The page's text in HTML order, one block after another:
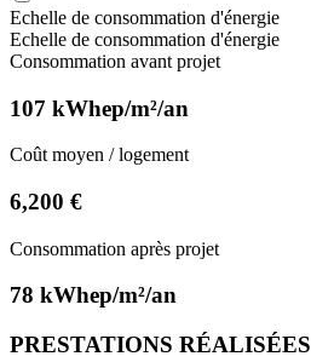
Echelle de consommation d'énergie
Echelle de consommation d'énergie
Consommation avant projet
107 kWhep/m²/an
Coût moyen / logement
6,200 €
Consommation après projet
78 kWhep/m²/an
PRESTATIONS RÉALISÉES